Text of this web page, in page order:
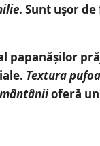
. Sunt ușor
papanășilor
Textura
oferă